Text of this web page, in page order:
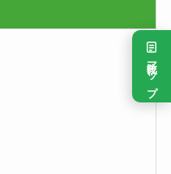
比較マップ